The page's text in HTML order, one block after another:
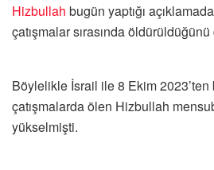
Hizbullah bugün yaptığı
çatışmalar sırasında
Böylelikle İsrail ile 8 Ekim
çatışmalarda ölen Hizbullah
yükselmişti.